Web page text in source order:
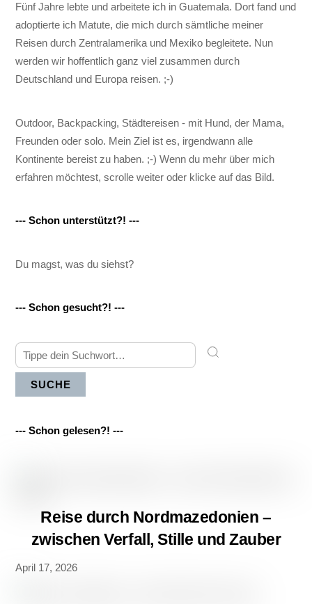
Fünf Jahre lebte und arbeitete ich in Guatemala. Dort fand und
adoptierte ich Matute, die mich durch sämtliche meiner
Reisen durch Zentralamerika und Mexiko begleitete. Nun
werden wir hoffentlich ganz viel zusammen durch
Deutschland und Europa reisen. ;-)
Outdoor, Backpacking, Städtereisen - mit Hund, der Mama,
Freunden oder solo. Mein Ziel ist es, irgendwann alle
Kontinente bereist zu haben. ;-) Wenn du mehr über mich
erfahren möchtest, scrolle weiter oder klicke auf das Bild.
--- Schon unterstützt?! ---
Du magst, was du siehst?
--- Schon gesucht?! ---
SUCHE
--- Schon gelesen?! ---
Reise durch Nordmazedonien –
zwischen Verfall, Stille und Zauber
April 17, 2026